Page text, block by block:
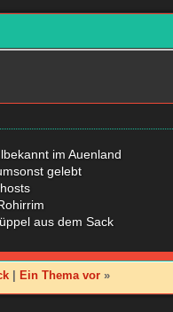
im Auenland
gelebt
aus dem Sack
Ein Thema vor »